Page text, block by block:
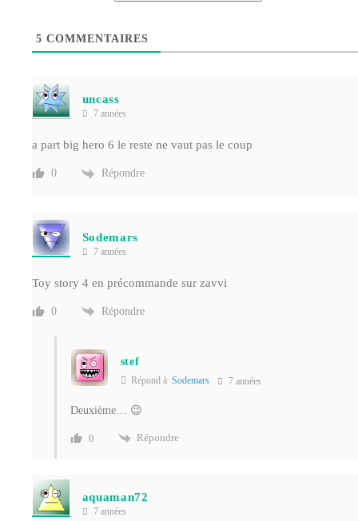
5 COMMENTAIRES
uncass
7 années
a part big hero 6 le reste ne vaut pas le coup
0 Répondre
Sodemars
7 années
Toy story 4 en précommande sur zavvi
0 Répondre
stef
Répond à Sodemars 7 années
Deuxième… 😉
0 Répondre
aquaman72
7 années